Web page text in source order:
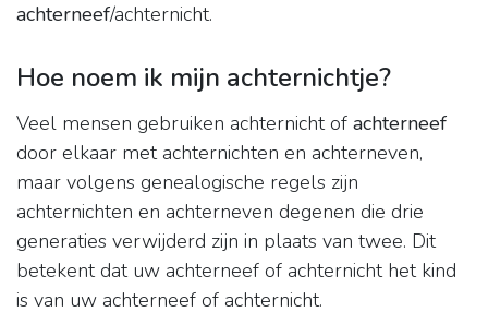
achterneef/achternicht.
Hoe noem ik mijn achternichtje?
Veel mensen gebruiken achternicht of achterneef
door elkaar met achternichten en achterneven,
maar volgens genealogische regels zijn
achternichten en achterneven degenen die drie
generaties verwijderd zijn in plaats van twee. Dit
betekent dat uw achterneef of achternicht het kind
is van uw achterneef of achternicht.